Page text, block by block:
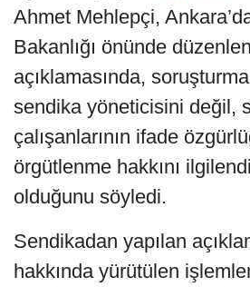
Ahmet Mehlepçi,
Bakanlığı önünde
açıklamasında,
sendika yöneticisini değil,
çalışanlarının ifade
örgütlenme hakkını
olduğunu söyledi.
Sendikadan yapılan
hakkında yürütülen